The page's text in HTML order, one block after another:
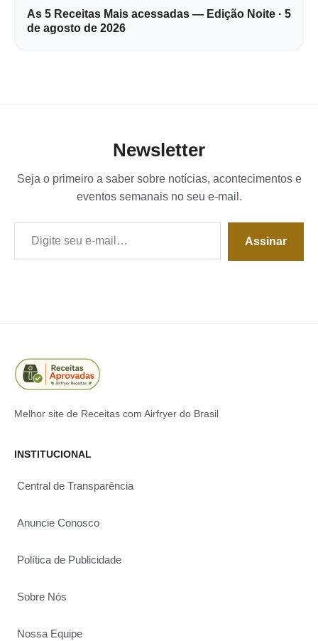
As 5 Receitas Mais acessadas — Edição Noite · 5
de agosto de 2026
Newsletter
Seja o primeiro a saber sobre notícias, acontecimentos e
eventos semanais no seu e-mail.
Digite seu e-mail…
Assinar
Melhor site de Receitas com Airfryer do Brasil
INSTITUCIONAL
Central de Transparência
Anuncie Conosco
Política de Publicidade
Sobre Nós
Nossa Equipe